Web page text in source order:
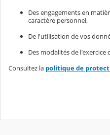
Des engagements en
caractère personnel,
De l'utilisation de vos
Des modalités de l'exercice
Consultez la politique de